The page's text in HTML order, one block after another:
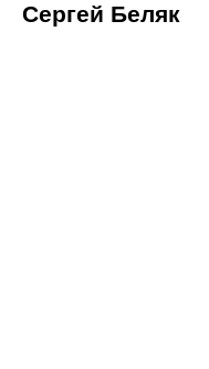
Сергей Беляк